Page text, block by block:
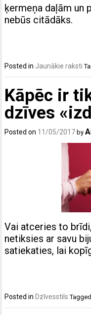
ķermeņa daļām un
nebūs citādāks.
Posted in Jaunākie raksti
Kāpēc ir
dzīves
Posted on 11/05/2017 by
Vai atceries to
netiksies ar savu
satiekaties, lai
Posted in Dzīvesstils Tagged